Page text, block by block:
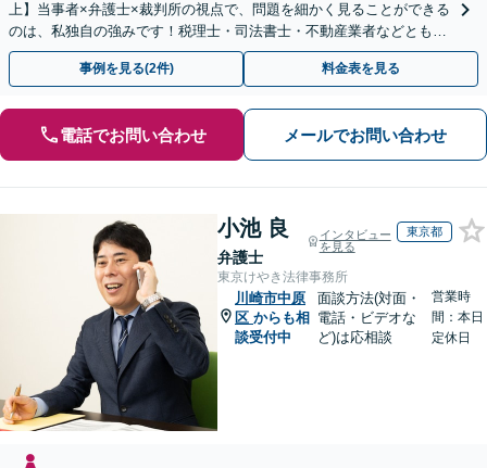
上】当事者×弁護士×裁判所の視点で、問題を細かく見ることができる
のは、私独自の強みです！税理士・司法書士・不動産業者などとも連
携。地元密着で、親切＆丁寧にお悩みに寄り添います。
事例を見る(2件) 料金表を見る
電話でお問い合わせ メールでお問い合わせ
小池 良
弁護士
インタビュー
を見る
東京都
東京けやき法律事務所
川崎市中原
区 からも相
談受付中
面談方法(対面・
電話・ビデオな
ど)は応相談
営業時
間：本日
定休日